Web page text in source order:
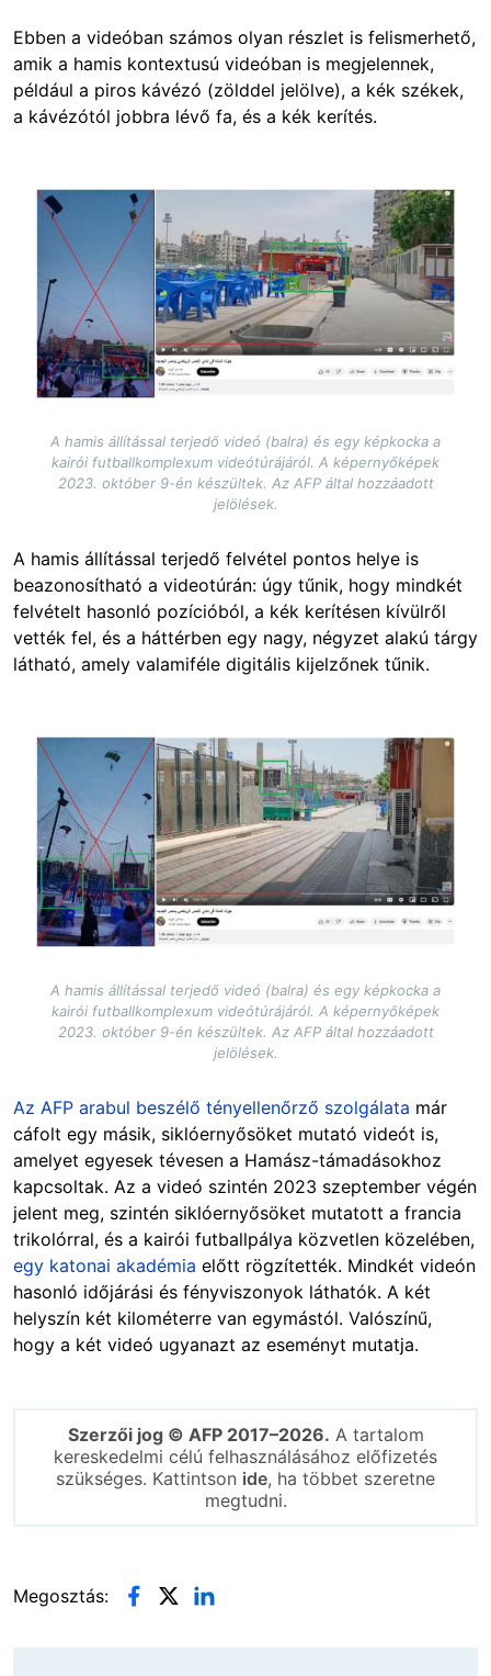
Ebben a videóban számos olyan részlet is felismerhető,
amik a hamis kontextusú videóban is megjelennek,
például a piros kávézó (zölddel jelölve), a kék székek,
a kávézótól jobbra lévő fa, és a kék kerítés.
Image
A hamis állítással terjedő videó (balra) és egy képkocka a
kairói futballkomplexum videótúrájáról. A képernyőképek
2023. október 9-én készültek. Az AFP által hozzáadott
jelölések.
A hamis állítással terjedő felvétel pontos helye is
beazonosítható a videotúrán: úgy tűnik, hogy mindkét
felvételt hasonló pozícióból, a kék kerítésen kívülről
vették fel, és a háttérben egy nagy, négyzet alakú tárgy
látható, amely valamiféle digitális kijelzőnek tűnik.
Image
A hamis állítással terjedő videó (balra) és egy képkocka a
kairói futballkomplexum videótúrájáról. A képernyőképek
2023. október 9-én készültek. Az AFP által hozzáadott
jelölések.
Az AFP arabul beszélő tényellenőrző szolgálata már
cáfolt egy másik, siklóernyősöket mutató videót is,
amelyet egyesek tévesen a Hamász-támadásokhoz
kapcsoltak. Az a videó szintén 2023 szeptember végén
jelent meg, szintén siklóernyősöket mutatott a francia
trikolórral, és a kairói futballpálya közvetlen közelében,
egy katonai akadémia előtt rögzítették. Mindkét videón
hasonló időjárási és fényviszonyok láthatók. A két
helyszín két kilométerre van egymástól. Valószínű,
hogy a két videó ugyanazt az eseményt mutatja.
Szerzői jog © AFP 2017–2026. A tartalom
kereskedelmi célú felhasználásához előfizetés
szükséges. Kattintson ide, ha többet szeretne
megtudni.
Megosztás: